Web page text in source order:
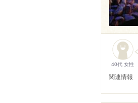
40代 女性
関連情報